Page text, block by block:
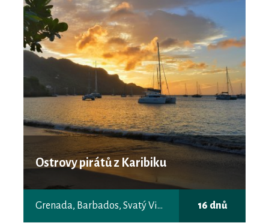
Ostrovy pirátů z Karibiku
Grenada, Barbados, Svatý Vincenc a Grenadiny 16 dnů